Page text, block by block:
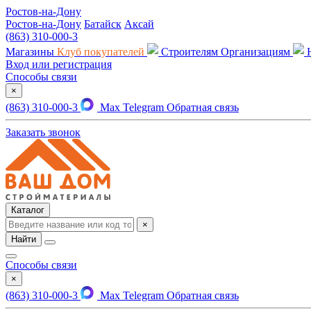
Ростов-на-Дону
Ростов-на-Дону Батайск Аксай
(863) 310-000-3
Магазины Клуб покупателей Строителям Организациям
Вход или регистрация
Способы связи
×
(863) 310-000-3 Max Telegram Обратная связь
Заказать звонок
Каталог
×
Найти
Способы связи
×
(863) 310-000-3 Max Telegram Обратная связь